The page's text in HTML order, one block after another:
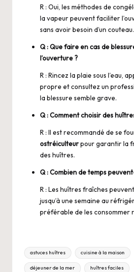
R : Oui, les méthodes de
la vapeur peuvent faciliter
sans avoir besoin d’un couteau.
Q : Que faire en cas de
l’ouverture ?
R : Rincez la plaie sous l’eau,
propre et consultez un
la blessure semble grave.
Q : Comment choisir des
R : Il est recommandé de se
ostréiculteurpour garantir la
des huîtres.
Q : Combien de temps
R : Les huîtres fraîches
jusqu’à une semaine au
préférable de les consommer
Tags:
astuces huîtres cuisine à la maison
déjeuner de la mer huîtres faciles